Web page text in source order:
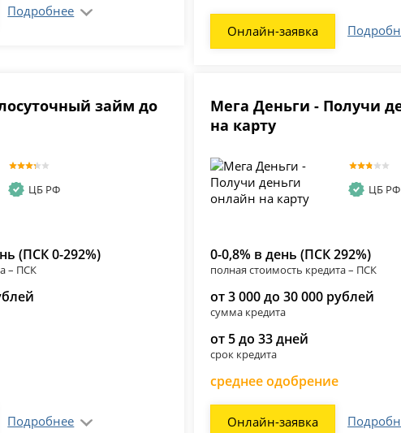
Подробнее
Онлайн-заявка
займ до
ЦБ РФ
(ПСК 0-292%)
– ПСК
Подробнее
Мега Деньги - Получи
на карту
ЦБ РФ
0-0,8% в день (ПСК 292%)
полная стоимость кредита – ПСК
от 3 000 до 30 000 рублей
сумма кредита
от 5 до 33 дней
срок кредита
среднее одобрение
Онлайн-заявка